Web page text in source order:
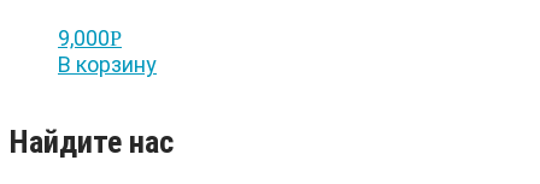
9,000Р
В корзину
Найдите нас